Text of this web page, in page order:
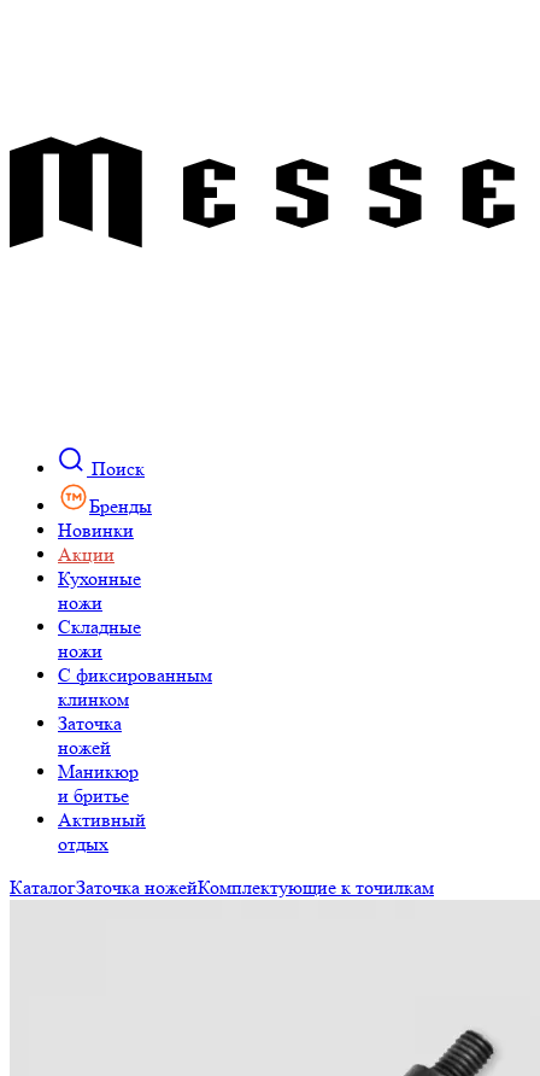
Поиск
Бренды
Новинки
Акции
Кухонные
ножи
Складные
ножи
C фиксированным
клинком
Заточка
ножей
Маникюр
и бритье
Активный
отдых
КаталогЗаточка ножейКомплектующие к точилкам